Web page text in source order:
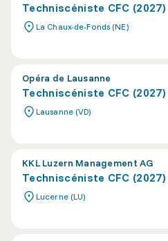
Techniscéniste CFC (2027)
La Chaux-de-Fonds (NE)
Opéra de Lausanne
Techniscéniste CFC (2027)
Lausanne (VD)
KKL Luzern Management AG
Techniscéniste CFC (2027)
Lucerne (LU)